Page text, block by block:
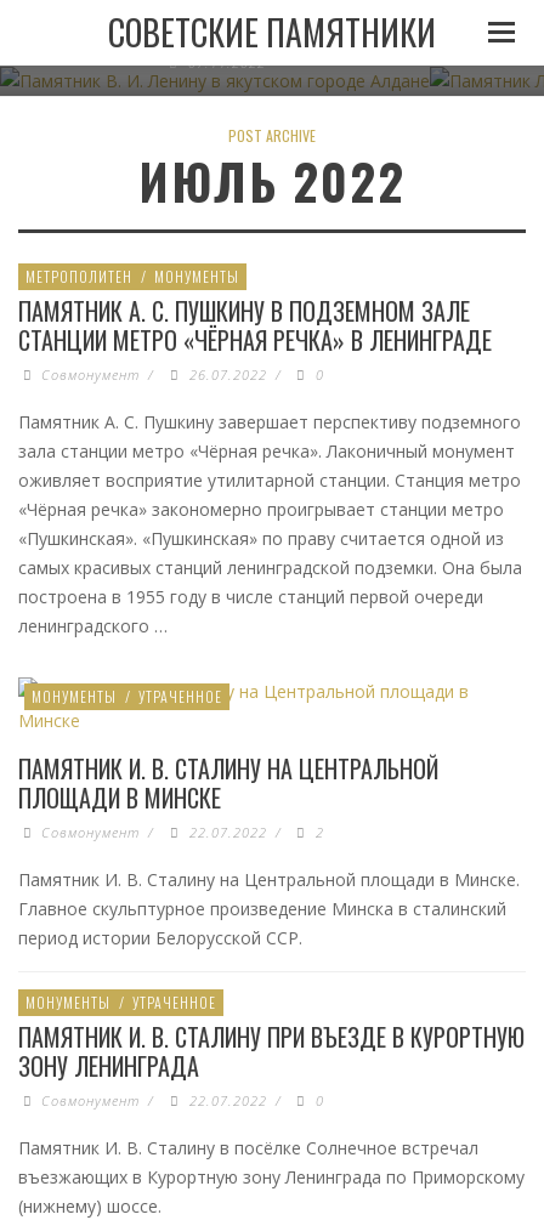
СОВЕТСКИЕ ПАМЯТНИКИ
ПАМЯТНИК В. И. ЛЕНИНУ В ЯКУТСКОМ ГОРОДЕ
АЛДАНЕ
07.11.2022
POST ARCHIVE
ИЮЛЬ 2022
МЕТРОПОЛИТЕН / МОНУМЕНТЫ
ПАМЯТНИК А. С. ПУШКИНУ В ПОДЗЕМНОМ ЗАЛЕ
СТАНЦИИ МЕТРО «ЧЁРНАЯ РЕЧКА» В ЛЕНИНГРАДЕ
Совмонумент / 26.07.2022 / 0
Памятник А. С. Пушкину завершает перспективу подземного
зала станции метро «Чёрная речка». Лаконичный монумент
оживляет восприятие утилитарной станции. Станция метро
«Чёрная речка» закономерно проигрывает станции метро
«Пушкинская». «Пушкинская» по праву считается одной из
самых красивых станций ленинградской подземки. Она была
построена в 1955 году в числе станций первой очереди
ленинградского …
МОНУМЕНТЫ / УТРАЧЕННОЕ
ПАМЯТНИК И. В. СТАЛИНУ НА ЦЕНТРАЛЬНОЙ
ПЛОЩАДИ В МИНСКЕ
Совмонумент / 22.07.2022 / 2
Памятник И. В. Сталину на Центральной площади в Минске.
Главное скульптурное произведение Минска в сталинский
период истории Белорусской ССР.
МОНУМЕНТЫ / УТРАЧЕННОЕ
ПАМЯТНИК И. В. СТАЛИНУ ПРИ ВЪЕЗДЕ В КУРОРТНУЮ
ЗОНУ ЛЕНИНГРАДА
Совмонумент / 22.07.2022 / 0
Памятник И. В. Сталину в посёлке Солнечное встречал
въезжающих в Курортную зону Ленинграда по Приморскому
(нижнему) шоссе.